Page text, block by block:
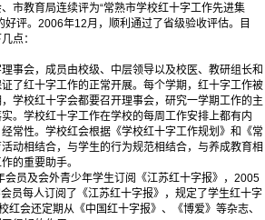
市教育局连续评为“常熟市学校红十字工作先进集
评。2006年12月，顺利通过了省级验收评估。目
点：
会，成员由校级、中层领导以及校医、教研组长和
了红十字工作的正常开展。每个学期，红十字工作被
学校红十字会都要召开理事会，研究一学期工作的主
。学校红十字工作在学校的每周工作安排上都有内
常性。学校红会根据《学校红十字工作规划》和《常
动相结合，与学生的行为规范相结合，与养成教育相
的重要助手。
员及会外青少年学生订阅《江苏红十字报》，2005
员每人订阅了《江苏红十字报》，规定了学生红十字
会还定期从《中国红十字报》、《博爱》等杂志、